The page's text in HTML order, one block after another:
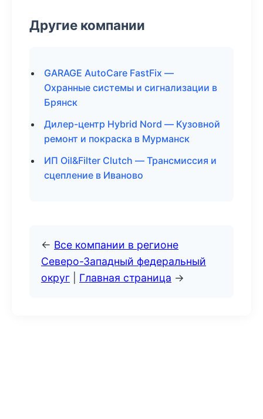
Другие компании
GARAGE AutoCare FastFix —
Охранные системы и сигнализации в
Брянск
Дилер-центр Hybrid Nord — Кузовной
ремонт и покраска в Мурманск
ИП Oil&Filter Clutch — Трансмиссия и
сцепление в Иваново
← Все компании в регионе
Северо-Западный федеральный
округ
Главная страница →